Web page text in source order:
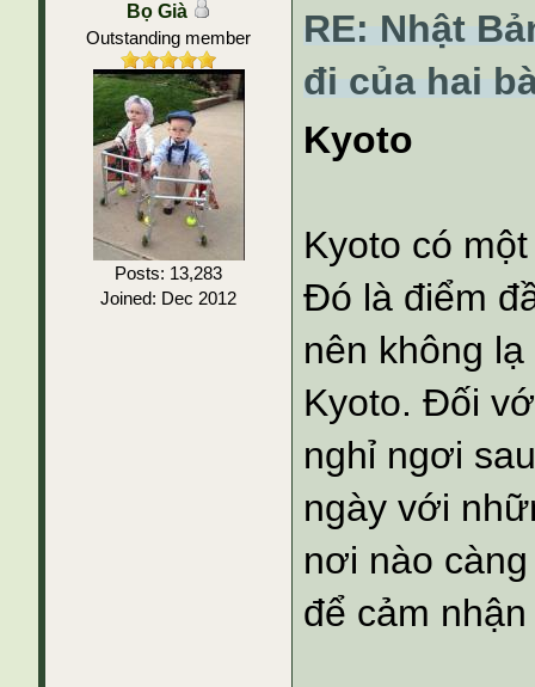
Bọ Già
Outstanding member
Posts: 13,283
Joined: Dec 2012
RE: Nhật
đi của hai
Kyoto
Kyoto có
Đó là điểm
nên không
Kyoto. Đối
nghỉ ngơi
ngày với
nơi nào
để cảm